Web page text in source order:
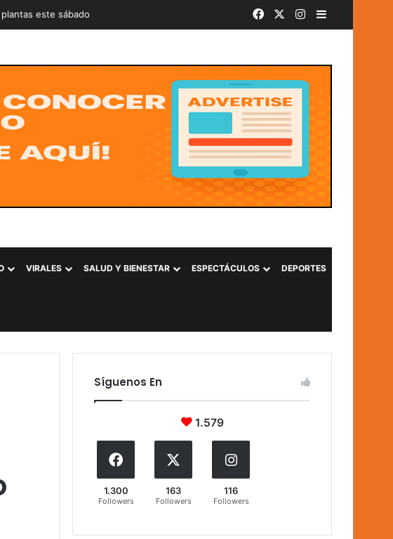
este sábado FacebookInstagram
Barra lateral
VIRALES SALUD Y BIENESTAR ESPECTÁCULOS DEPORTES
Síguenos En
1.579
1.300
Followers
163
Followers
116
Followers